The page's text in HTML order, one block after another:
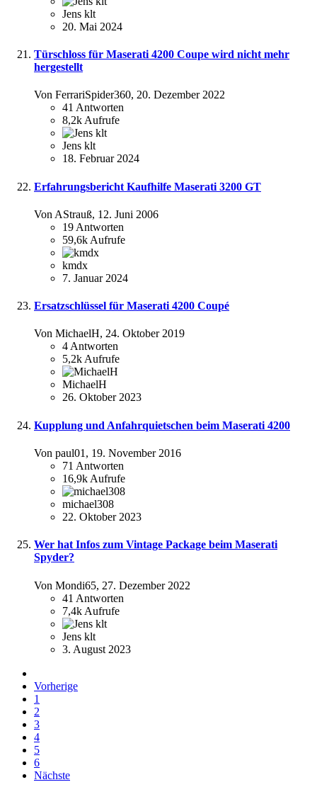
Jens klt
20. Mai 2024
Türschloss für Maserati 4200 Coupe wird nicht mehr
hergestellt
Von FerrariSpider360, 20. Dezember 2022
41 Antworten
8,2k Aufrufe
Jens klt
18. Februar 2024
Erfahrungsbericht Kaufhilfe Maserati 3200 GT
Von AStrauß, 12. Juni 2006
19 Antworten
59,6k Aufrufe
kmdx
7. Januar 2024
Ersatzschlüssel für Maserati 4200 Coupé
Von MichaelH, 24. Oktober 2019
4Antworten
5,2kAufrufe
MichaelH
26. Oktober 2023
Kupplung und Anfahrquietschen beim Maserati 4200
Von paul01, 19. November 2016
71 Antworten
16,9k Aufrufe
michael308
22. Oktober 2023
Wer hat Infos zum Vintage Package beim Maserati
Spyder?
Von Mondi65, 27. Dezember 2022
41 Antworten
7,4k Aufrufe
Jens klt
3. August 2023
Vorherige
1
2
3
4
5
6
Nächste